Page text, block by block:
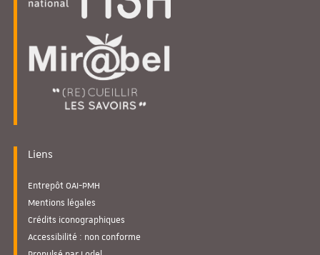
Liens
Entrepôt OAI-PMH
Mentions légales
Crédits iconographiques
Accessibilité : non conforme